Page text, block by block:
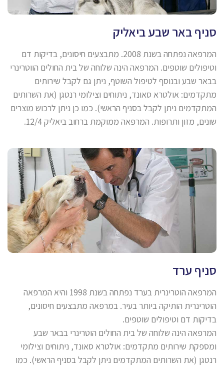
סניף באר שבע ביאליק
המרפאה נפתחה בשנת 2008. מתבצעים חיסונים, בדיקות דם
וטיפולים שוטפים. המרפאה הינה שלוחה של בית החולים הווטרינרי
בבאר שבע ובנוסף לטיפול השוטף, ניתן גם לקבל שירותים
מתקדמים: אולטרא סאונד, ניתוחים וצילומי רנטגן (את השרותים
המתקדמים ניתן לקבל בסניף הראשי). כמו כן ניתן לרכוש מוצרים
שונים, מזון ותרופות. המרפאה ממוקמת ברחוב ביאליק 12/4.
סניף ערד
המרפאה הוטרינרית בערד נפתחה בשנת 1998 והיא המרפאה
הוטרינרית הותיקה ביותר בעיר. במרפאה מתבצעים חיסונים,
בדיקות דם וטיפולים שוטפים.
המרפאה הינה שלוחה של בית החולים הוטרינרי בבאר שבע
ומספקת שירותים מתקדמים: אולטרא סאונד, ניתוחים וצילומי
רנטגן (את השרותים המתקדמים ניתן לקבל בסניף הראשי). כמו